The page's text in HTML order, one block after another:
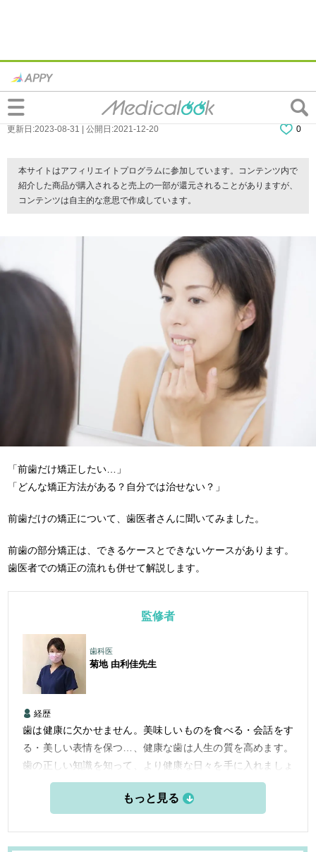
前歯だけの矯正｜自分でもできる？部分矯
正ができる例・できない例。デメリットも
更新日:2023-08-31 | 公開日:2021-12-20 0
本サイトはアフィリエイトプログラムに参加しています。コンテンツ内で
紹介した商品が購入されると売上の一部が還元されることがありますが、
コンテンツは自主的な意思で作成しています。
「前歯だけ矯正したい…」
「どんな矯正方法がある？自分では治せない？」
前歯だけの矯正について、歯医者さんに聞いてみました。
前歯の部分矯正は、できるケースとできないケースがあります。
歯医者での矯正の流れも併せて解説します。
監修者
歯科医
菊地 由利佳先生
経歴
歯は健康に欠かせません。美味しいものを食べる・会話をす
る・美しい表情を保つ…、健康な歯は人生の質を高めます。
歯の正しい知識を知って、より健康な日々を手に入れましょ